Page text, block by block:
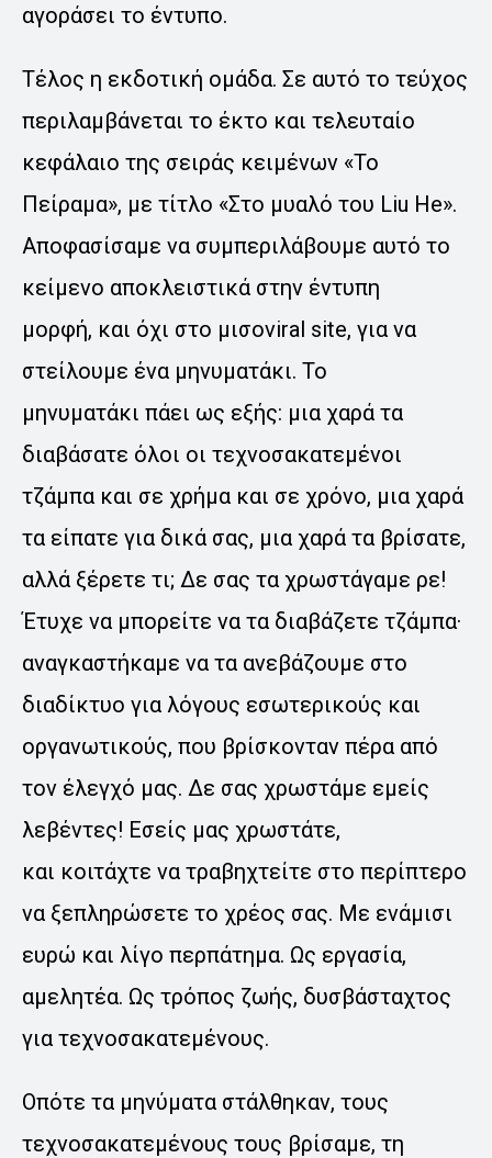
αγοράσει το έντυπο.
Τέλος η εκδοτική ομάδα. Σε αυτό το τεύχος
περιλαμβάνεται το έκτο και τελευταίο
κεφάλαιο της σειράς κειμένων «Το
Πείραμα», με τίτλο «Στο μυαλό του Liu He».
Αποφασίσαμε να συμπεριλάβουμε αυτό το
κείμενο αποκλειστικά στην έντυπη
μορφή, και όχι στο μισοviral site, για να
στείλουμε ένα μηνυματάκι. Το
μηνυματάκι πάει ως εξής: μια χαρά τα
διαβάσατε όλοι οι τεχνοσακατεμένοι
τζάμπα και σε χρήμα και σε χρόνο, μια χαρά
τα είπατε για δικά σας, μια χαρά τα βρίσατε,
αλλά ξέρετε τι; Δε σας τα χρωστάγαμε ρε!
Έτυχε να μπορείτε να τα διαβάζετε τζάμπα·
αναγκαστήκαμε να τα ανεβάζουμε στο
διαδίκτυο για λόγους εσωτερικούς και
οργανωτικούς, που βρίσκονταν πέρα από
τον έλεγχό μας. Δε σας χρωστάμε εμείς
λεβέντες! Εσείς μας χρωστάτε,
και κοιτάχτε να τραβηχτείτε στο περίπτερο
να ξεπληρώσετε το χρέος σας. Με ενάμισι
ευρώ και λίγο περπάτημα. Ως εργασία,
αμελητέα. Ως τρόπος ζωής, δυσβάσταχτος
για τεχνοσακατεμένους.
Οπότε τα μηνύματα στάλθηκαν, τους
τεχνοσακατεμένους τους βρίσαμε, τη